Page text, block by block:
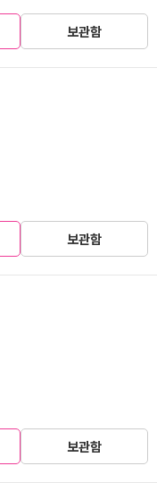
보관함
보관함
보관함